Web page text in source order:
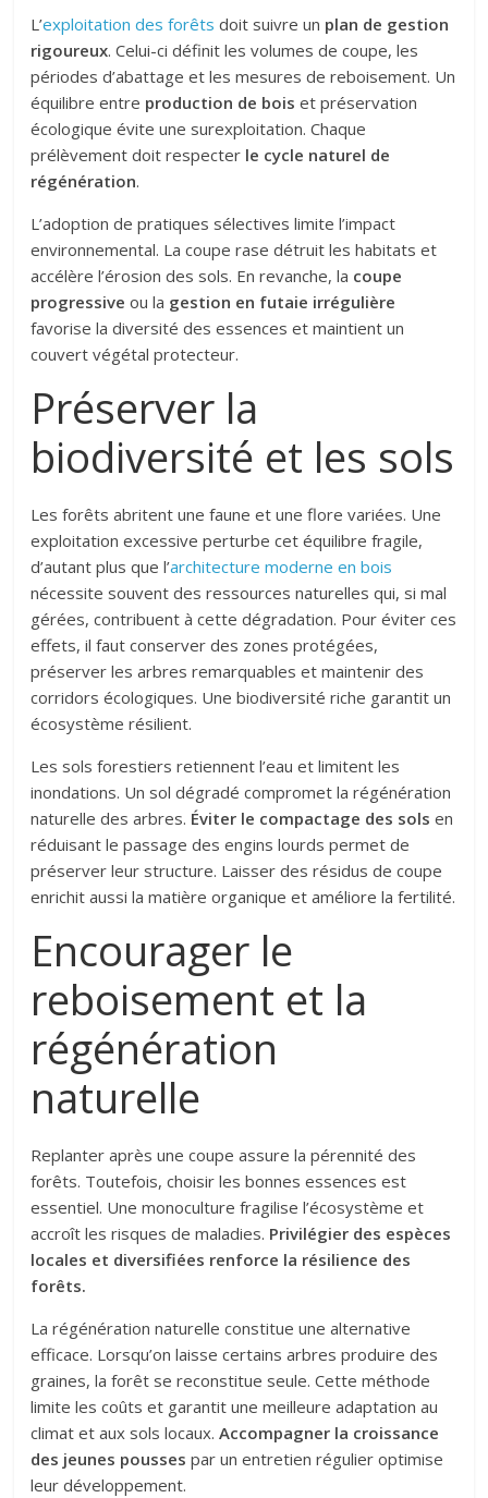
L’exploitation des forêts doit suivre un plan de gestion
rigoureux. Celui-ci définit les volumes de coupe, les
périodes d’abattage et les mesures de reboisement. Un
équilibre entre production de bois et préservation
écologique évite une surexploitation. Chaque
prélèvement doit respecter le cycle naturel de
régénération.
L’adoption de pratiques sélectives limite l’impact
environnemental. La coupe rase détruit les habitats et
accélère l’érosion des sols. En revanche, la coupe
progressive ou la gestion en futaie irrégulière
favorise la diversité des essences et maintient un
couvert végétal protecteur.
Préserver la
biodiversité et les sols
Les forêts abritent une faune et une flore variées. Une
exploitation excessive perturbe cet équilibre fragile,
d’autant plus que l’architecture moderne en bois
nécessite souvent des ressources naturelles qui, si mal
gérées, contribuent à cette dégradation. Pour éviter ces
effets, il faut conserver des zones protégées,
préserver les arbres remarquables et maintenir des
corridors écologiques. Une biodiversité riche garantit un
écosystème résilient.
Les sols forestiers retiennent l’eau et limitent les
inondations. Un sol dégradé compromet la régénération
naturelle des arbres. Éviter le compactage des sols en
réduisant le passage des engins lourds permet de
préserver leur structure. Laisser des résidus de coupe
enrichit aussi la matière organique et améliore la fertilité.
Encourager le
reboisement et la
régénération
naturelle
Replanter après une coupe assure la pérennité des
forêts. Toutefois, choisir les bonnes essences est
essentiel. Une monoculture fragilise l’écosystème et
accroît les risques de maladies. Privilégier des espèces
locales et diversifiées renforce la résilience des
forêts.
La régénération naturelle constitue une alternative
efficace. Lorsqu’on laisse certains arbres produire des
graines, la forêt se reconstitue seule. Cette méthode
limite les coûts et garantit une meilleure adaptation au
climat et aux sols locaux.Accompagner la croissance
des jeunes pousses par un entretien régulier optimise
leur développement.